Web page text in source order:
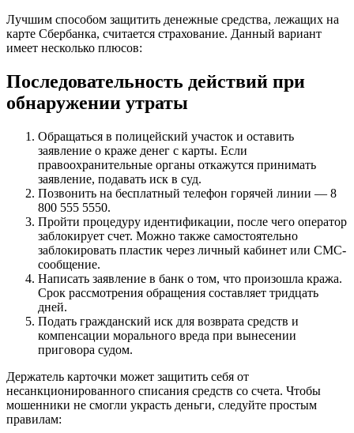
Лучшим способом защитить денежные средства, лежащих на
карте Сбербанка, считается страхование. Данный вариант
имеет несколько плюсов:
Последовательность действий при
обнаружении утраты
Обращаться в полицейский участок и оставить
заявление о краже денег с карты. Если
правоохранительные органы откажутся принимать
заявление, подавать иск в суд.
Позвонить на бесплатный телефон горячей линии — 8
800 555 5550.
Пройти процедуру идентификации, после чего оператор
заблокирует счет. Можно также самостоятельно
заблокировать пластик через личный кабинет или СМС-
сообщение.
Написать заявление в банк о том, что произошла кража.
Срок рассмотрения обращения составляет тридцать
дней.
Подать гражданский иск для возврата средств и
компенсации морального вреда при вынесении
приговора судом.
Держатель карточки может защитить себя от
несанкционированного списания средств со счета. Чтобы
мошенники не смогли украсть деньги, следуйте простым
правилам: